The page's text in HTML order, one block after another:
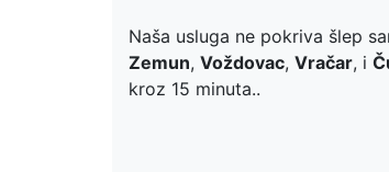
Naša usluga ne pokriva šlep
Zemun, Voždovac, Vračar, i
kroz 15 minuta..